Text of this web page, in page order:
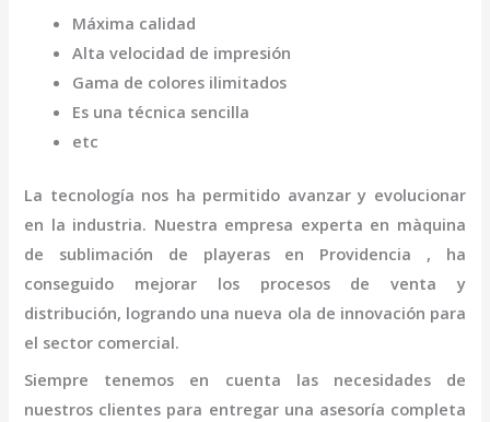
Máxima calidad
Alta velocidad de impresión
Gama de colores ilimitados
Es una técnica sencilla
etc
La tecnología nos ha permitido avanzar y evolucionar
en la industria. Nuestra empresa experta en màquina
de sublimación de playerasen Providencia , ha
conseguido mejorar los procesos de venta y
distribución, logrando una nueva ola de innovación para
el sector comercial.
Siempre tenemos en cuenta las necesidades de
nuestros clientes para entregar una asesoría completa